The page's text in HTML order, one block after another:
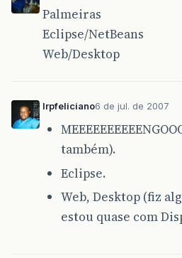
Palmeiras
Eclipse/NetBeans
Web/Desktop
lrpfeliciano6 de jul. de 2007
também).
Eclipse.
Web, Desktop (fiz
estou quase com